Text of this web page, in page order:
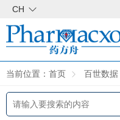
CH
当前位置： 首页 百世数据